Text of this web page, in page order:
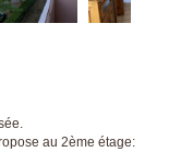
au 2ème étage: